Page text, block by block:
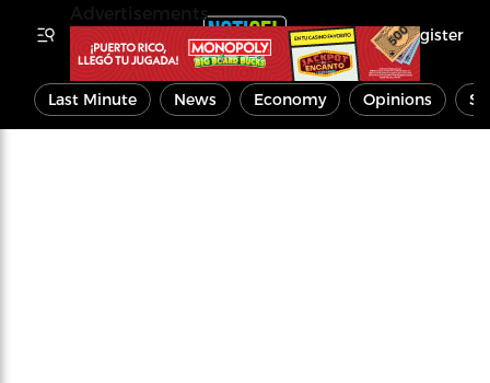
Register
Last Minute News Economy Opinions
Advertisements